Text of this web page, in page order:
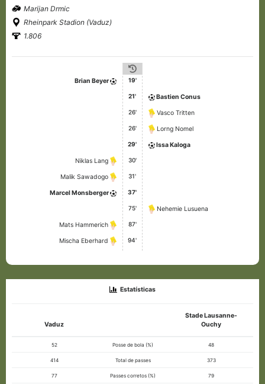
Marijan Drmic
Rheinpark Stadion (Vaduz)
1.806
Brian Beyer 19'
21' Bastien Conus
26' Vasco Tritten
26' Lorng Nomel
29' Issa Kaloga
Niklas Lang 30'
Malik Sawadogo 31'
Marcel Monsberger 37'
75' Nehemie Lusuena
Mats Hammerich 87'
Mischa Eberhard 94'
Estatísticas
Vaduz
Stade Lausanne-
Ouchy
52 Posse de bola (%) 48
414 Total de passes 373
77 Passes corretos (%) 79